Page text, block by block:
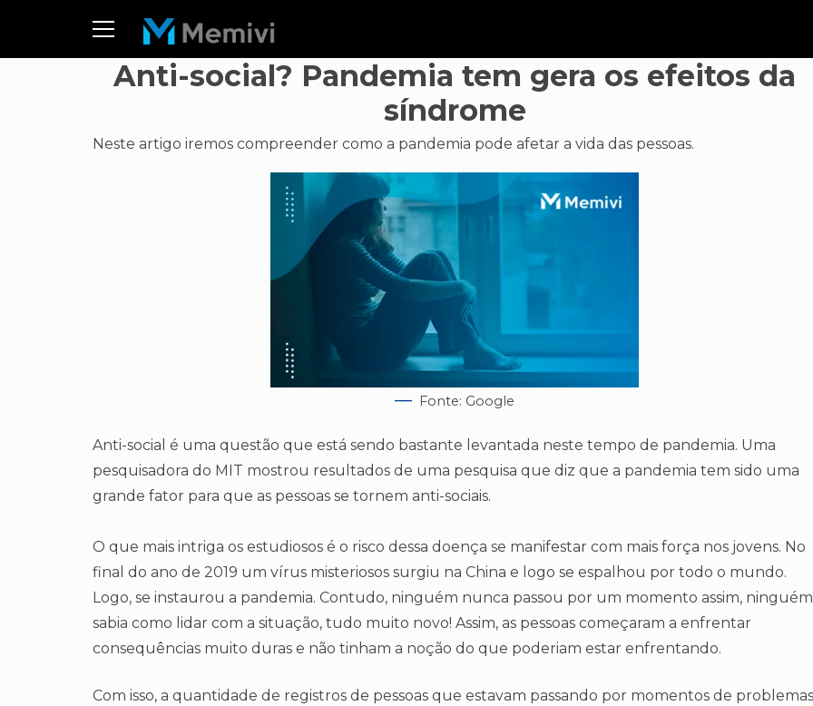
Anti-social? Pandemia tem gera os efeitos da
síndrome
Neste artigo iremos compreender como a pandemia pode afetar a vida das pessoas.
Fonte: Google
Anti-social é uma questão que está sendo bastante levantada neste tempo de pandemia. Uma
pesquisadora do MIT mostrou resultados de uma pesquisa que diz que a pandemia tem sido uma
grande fator para que as pessoas se tornem anti-sociais.
O que mais intriga os estudiosos é o risco dessa doença se manifestar com mais força nos jovens. No
final do ano de 2019 um vírus misteriosos surgiu na China e logo se espalhou por todo o mundo.
Logo, se instaurou a pandemia. Contudo, ninguém nunca passou por um momento assim, ninguém
sabia como lidar com a situação, tudo muito novo! Assim, as pessoas começaram a enfrentar
consequências muito duras e não tinham a noção do que poderiam estar enfrentando.
Com isso, a quantidade de registros de pessoas que estavam passando por momentos de problemas